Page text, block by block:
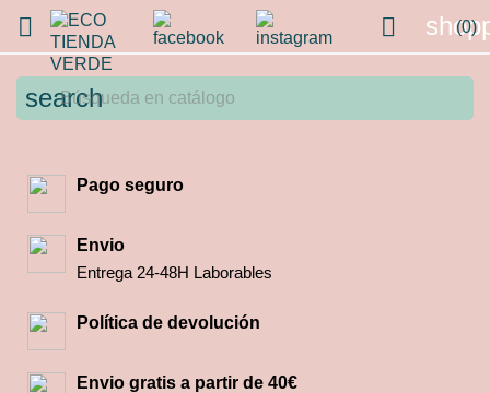
 (0)

search
Pago seguro
Envio
Entrega 24-48H Laborables
Política de devolución
Envio gratis a partir de 40€